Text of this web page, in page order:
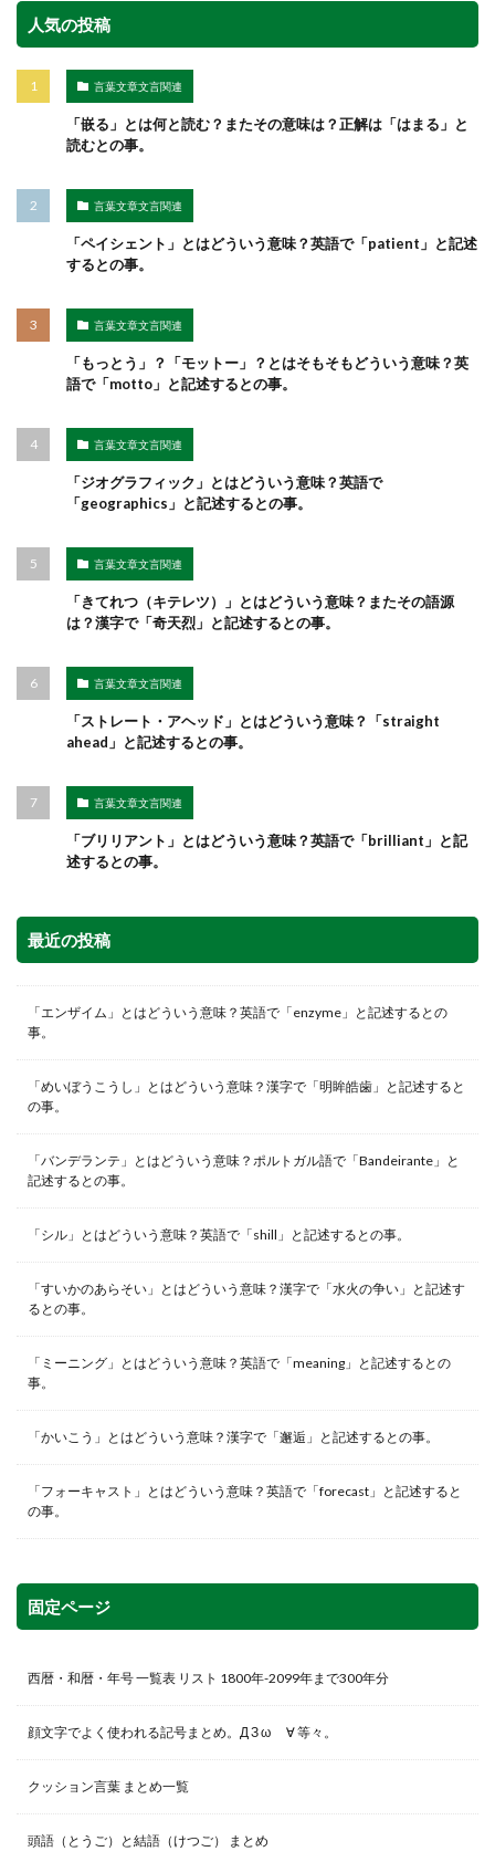
人気の投稿
言葉文章文言関連
「嵌る」とは何と読む？またその意味は？正解は「はまる」と
読むとの事。
言葉文章文言関連
「ペイシェント」とはどういう意味？英語で「patient」と記述
するとの事。
言葉文章文言関連
「もっとう」？「モットー」？とはそもそもどういう意味？英
語で「motto」と記述するとの事。
言葉文章文言関連
「ジオグラフィック」とはどういう意味？英語で
「geographics」と記述するとの事。
言葉文章文言関連
「きてれつ（キテレツ）」とはどういう意味？またその語源
は？漢字で「奇天烈」と記述するとの事。
言葉文章文言関連
「ストレート・アヘッド」とはどういう意味？「straight
ahead」と記述するとの事。
言葉文章文言関連
「ブリリアント」とはどういう意味？英語で「brilliant」と記
述するとの事。
最近の投稿
「エンザイム」とはどういう意味？英語で「enzyme」と記述するとの
事。
「めいぼうこうし」とはどういう意味？漢字で「明眸皓歯」と記述すると
の事。
「バンデランテ」とはどういう意味？ポルトガル語で「Bandeirante」と
記述するとの事。
「シル」とはどういう意味？英語で「shill」と記述するとの事。
「すいかのあらそい」とはどういう意味？漢字で「水火の争い」と記述す
るとの事。
「ミーニング」とはどういう意味？英語で「meaning」と記述するとの
事。
「かいこう」とはどういう意味？漢字で「邂逅」と記述するとの事。
「フォーキャスト」とはどういう意味？英語で「forecast」と記述すると
の事。
固定ページ
西暦・和暦・年号 一覧表 リスト 1800年-2099年まで300年分
顔文字でよく使われる記号まとめ。Д З ω ゞ∀ 等々。
クッション言葉 まとめ一覧
頭語（とうご）と結語（けつご） まとめ